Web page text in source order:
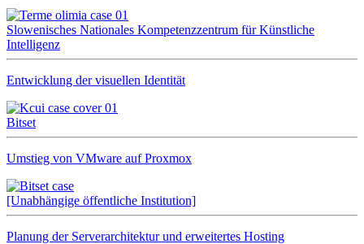
Slowenisches Nationales Kompetenzzentrum für Künstliche
Intelligenz
Entwicklung der visuellen Identität
Bitset
Umstieg von VMware auf Proxmox
[Unabhängige öffentliche Institution]
Planung der Serverarchitektur und erweitertes Hosting